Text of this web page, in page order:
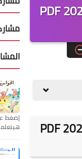
تحميل كراسة واجب اللغة الإنجليزية للصف الثاني الابتدائي الترم الثاني 2026 PDF
📘 تحميل كراسة واجب اللغة الإنجليزية للصف الثاني الابتدائي الترم الثاني 2026 PDF إضغط